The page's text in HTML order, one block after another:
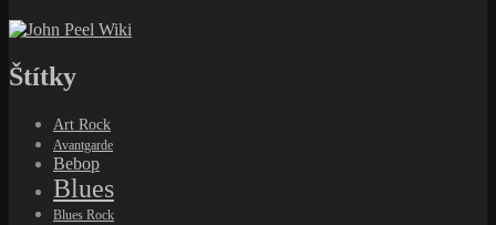
Folk
Funk
Gospel
Hard bop
Hip hop
Jazz